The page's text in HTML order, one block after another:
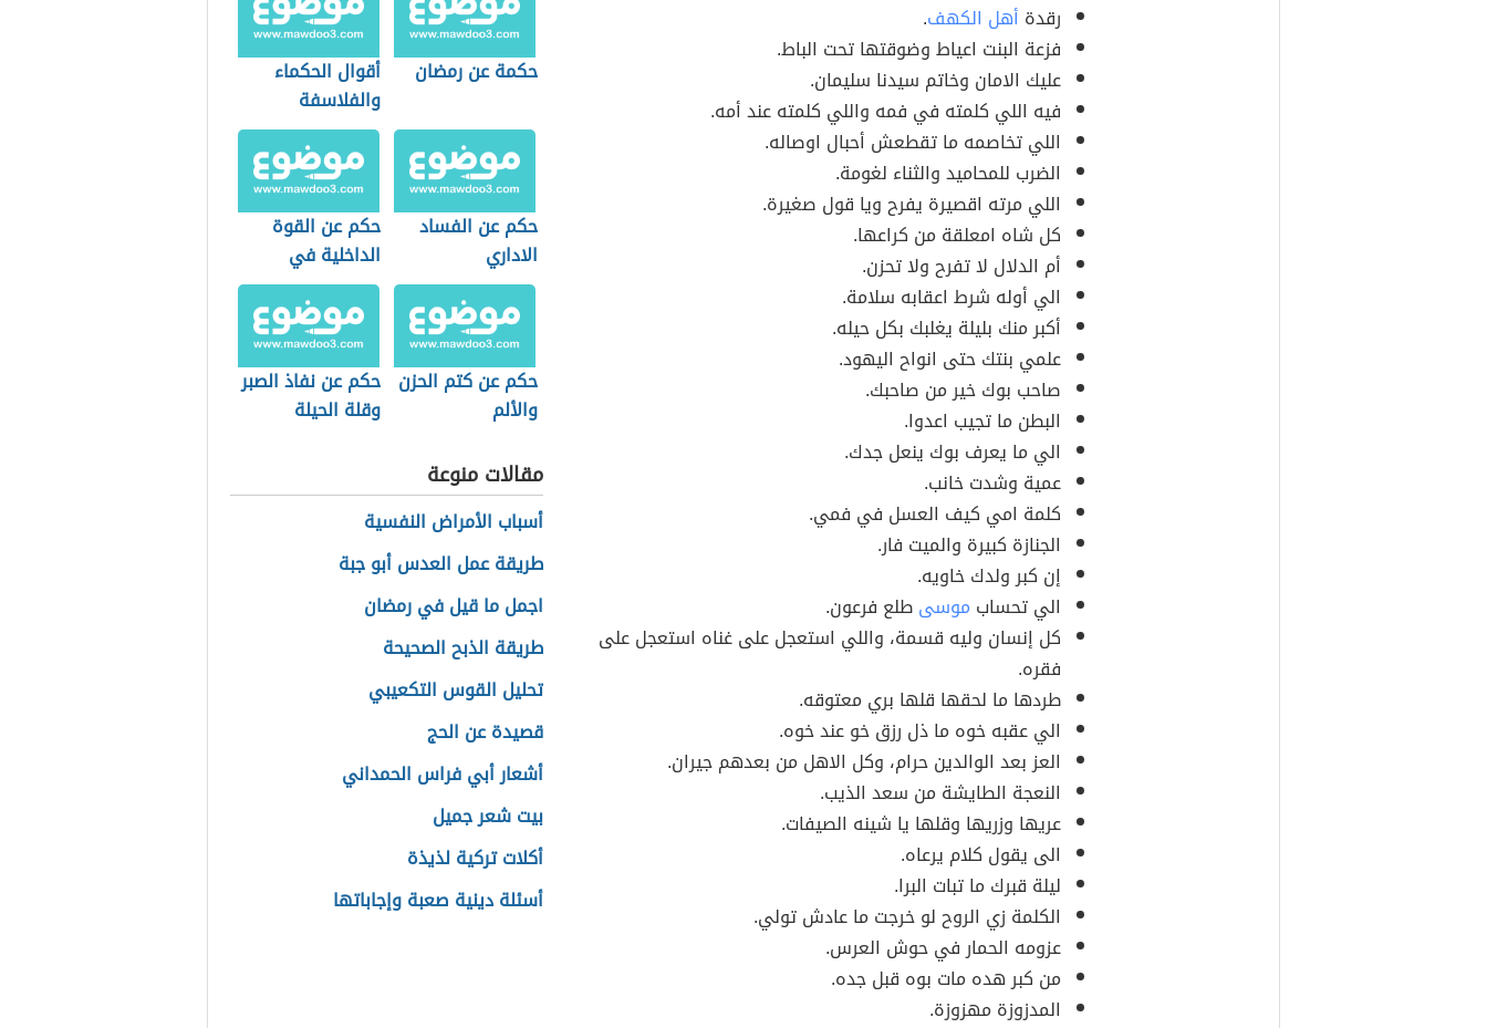
رقدة أهل الكهف.
فزعة البنت اعياط وضوقتها تحت الباط.
عليك الامان وخاتم سيدنا سليمان.
فيه اللي كلمته في فمه واللي كلمته عند أمه.
اللي تخاصمه ما تقطعش أحبال اوصاله.
الضرب للمحاميد والثناء لغومة.
اللي مرته اقصيرة يفرح ويا قول صغيرة.
كل شاه امعلقة من كراعها.
أم الدلال لا تفرح ولا تحزن.
الي أوله شرط اعقابه سلامة.
أكبر منك بليلة يغلبك بكل حيله.
علمي بنتك حتى انواح اليهود.
صاحب بوك خير من صاحبك.
البطن ما تجيب اعدوا.
الي ما يعرف بوك ينعل جدك.
عمية وشدت خانب.
كلمة امي كيف العسل في فمي.
الجنازة كبيرة والميت فار.
إن كبر ولدك خاويه.
الي تحساب موسىطلع فرعون.
كل إنسان وليه قسمة، واللي استعجل على غناه استعجل على
فقره.
طردها ما لحقها قلها بري معتوقه.
الي عقبه خوه ما ذل رزق خو عند خوه.
العز بعد الوالدين حرام، وكل الاهل من بعدهم جيران.
النعجة الطايشة من سعد الذيب.
عريها وزريها وقلها يا شينه الصيفات.
الى يقول كلام يرعاه.
ليلة قبرك ما تبات البرا.
الكلمة زي الروح لو خرجت ما عادش تولي.
عزومه الحمار في حوش العرس.
من كبر هده مات بوه قبل جده.
المدزوزة مهزوزة.
حكمة عن رمضان
أقوال الحكماء
والفلاسفة
حكم عن الفساد
الاداري
حكم عن القوة
الداخلية في
الإنسان
حكم عن كتم الحزن
والألم
حكم عن نفاذ الصبر
وقلة الحيلة
مقالات منوعة
أسباب الأمراض النفسية
طريقة عمل العدس أبو جبة
اجمل ما قيل في رمضان
طريقة الذبح الصحيحة
تحليل القوس التكعيبي
قصيدة عن الحج
أشعار أبي فراس الحمداني
بيت شعر جميل
أكلات تركية لذيذة
أسئلة دينية صعبة وإجاباتها